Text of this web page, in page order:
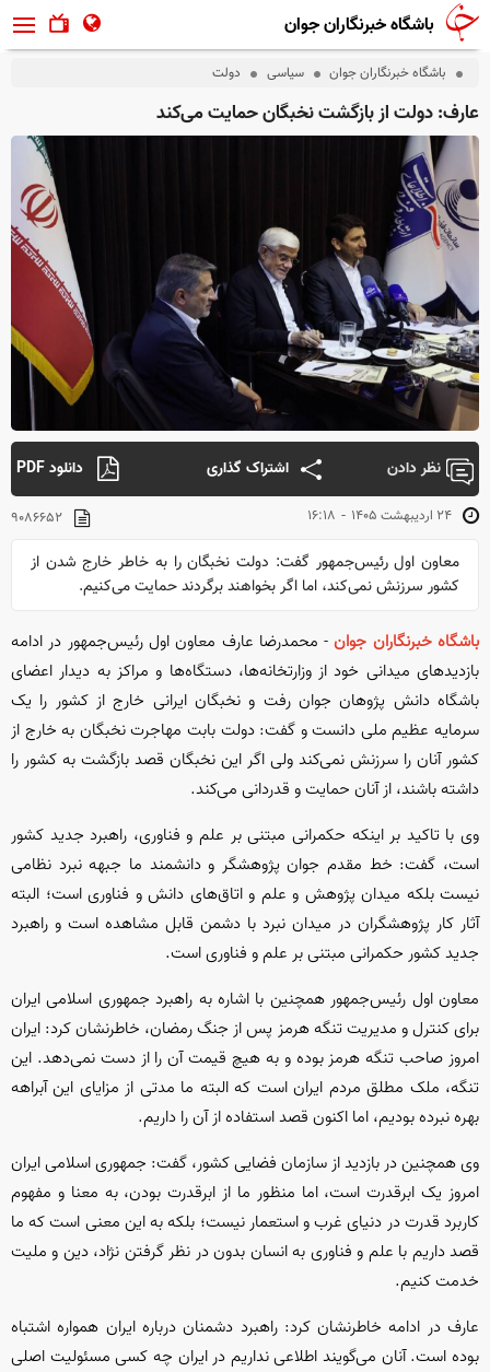
باشگاه خبرنگاران جوان
باشگاه خبرنگاران جوان سیاسی دولت
عارف: دولت از بازگشت نخبگان حمایت می‌کند
نظر دادن اشتراک گذاری دانلود PDF
۱۶:۱۸ - ۲۴ ارديبهشت ۱۴۰۵ ۹۰۸۶۶۵۲
معاون اول رئیس‌جمهور گفت: دولت نخبگان را به خاطر خارج شدن از
کشور سرزنش نمی‌کند، اما اگر بخواهند برگردند حمایت می‌کنیم.
باشگاه خبرنگاران جوان- محمدرضا عارف معاون اول رئیس‌جمهور در ادامه
بازدید‌های میدانی خود از وزارتخانه‌ها، دستگاه‌ها و مراکز به دیدار اعضای
باشگاه دانش پژوهان جوان رفت و نخبگان ایرانی خارج از کشور را یک
سرمایه عظیم ملی دانست و گفت: دولت بابت مهاجرت نخبگان به خارج از
کشور آنان را سرزنش نمی‌کند ولی اگر این نخبگان قصد بازگشت به کشور را
داشته باشند، از آنان حمایت و قدردانی می‌کند.
وی با تاکید بر اینکه حکمرانی مبتنی بر علم و فناوری، راهبرد جدید کشور
است، گفت: خط مقدم جوان پژوهشگر و دانشمند ما جبهه نبرد نظامی
نیست بلکه میدان پژوهش و علم و اتاق‌های دانش و فناوری است؛ البته
آثار کار پژوهشگران در میدان نبرد با دشمن قابل مشاهده است و راهبرد
جدید کشور حکمرانی مبتنی بر علم و فناوری است.
معاون اول رئیس‌جمهور همچنین با اشاره به راهبرد جمهوری اسلامی ایران
برای کنترل و مدیریت تنگه هرمز پس از جنگ رمضان، خاطرنشان کرد: ایران
امروز صاحب تنگه هرمز بوده و به هیچ قیمت آن را از دست نمی‌دهد. این
تنگه، ملک مطلق مردم ایران است که البته ما مدتی از مزایای این آبراهه
بهره نبرده بودیم، اما اکنون قصد استفاده از آن را داریم.
وی همچنین در بازدید از سازمان فضایی کشور، گفت: جمهوری اسلامی ایران
امروز یک ابرقدرت است، اما منظور ما از ابرقدرت بودن، به معنا و مفهوم
کاربرد قدرت در دنیای غرب و استعمار نیست؛ بلکه به این معنی است که ما
قصد داریم با علم و فناوری به انسان بدون در نظر گرفتن نژاد، دین و ملیت
خدمت کنیم.
عارف در ادامه خاطرنشان کرد: راهبرد دشمنان درباره ایران همواره اشتباه
بوده است. آنان می‌گویند اطلاعی نداریم در ایران چه کسی مسئولیت اصلی